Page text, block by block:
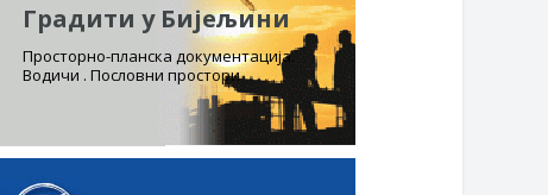
Градити у Бијељини
Просторно-планска документација.
Водичи . Пословни простори